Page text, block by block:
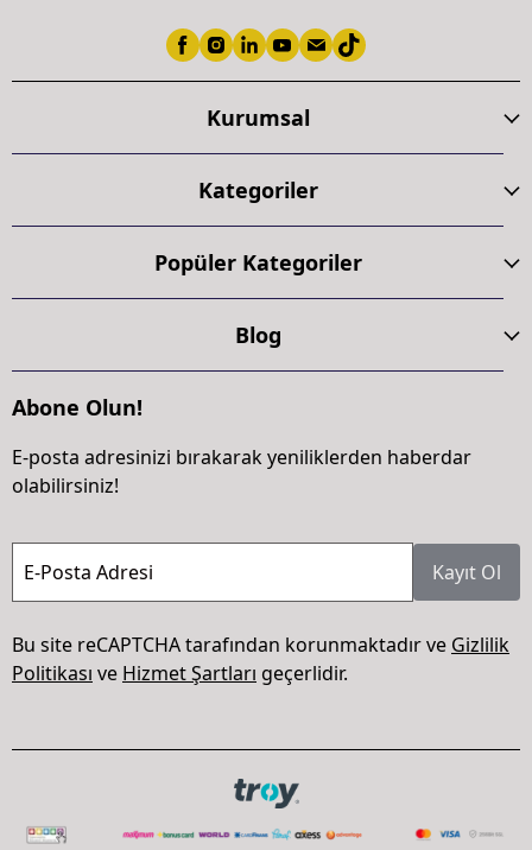
Kurumsal
Kategoriler
Popüler Kategoriler
Blog
Abone Olun!
E-posta adresinizi bırakarak yeniliklerden haberdar
olabilirsiniz!
E-Posta Adresi Kayıt Ol
Bu site reCAPTCHA tarafından korunmaktadır ve Gizlilik
Politikası ve Hizmet Şartları geçerlidir.